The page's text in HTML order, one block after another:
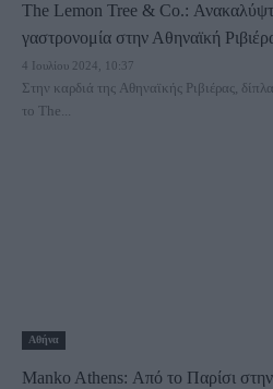
The Lemon Tree & Co.:
γαστρονομία στην Αθηναϊκή
4 Ιουλίου 2024, 10:37
Στην καρδιά της Αθηναϊκής Ριβιέρας,
το The...
Αθήνα
Manko Athens: Από το Παρίσι